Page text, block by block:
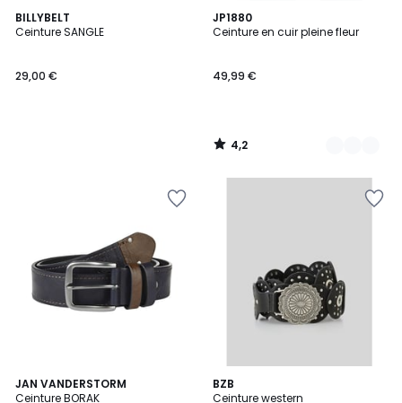
BILLYBELT
Ceinture SANGLE
29,00 €
JP1880
Ceinture en cuir pleine fleur
49,99 €
4,2
/ 5
2
Couleurs
4,2
/
JAN VANDERSTORM
Ceinture BORAK
4,1
/ 5
4
BZB
Ceinture western